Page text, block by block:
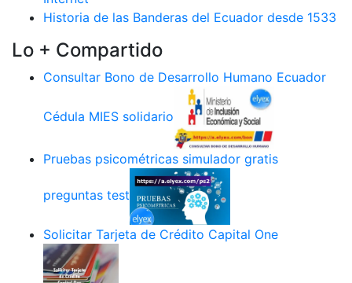
Historia de las Banderas del Ecuador desde 1533
Lo + Compartido
Consultar Bono de Desarrollo Humano Ecuador
Cédula MIES solidario
Pruebas psicométricas simulador gratis
preguntas test
Solicitar Tarjeta de Crédito Capital One